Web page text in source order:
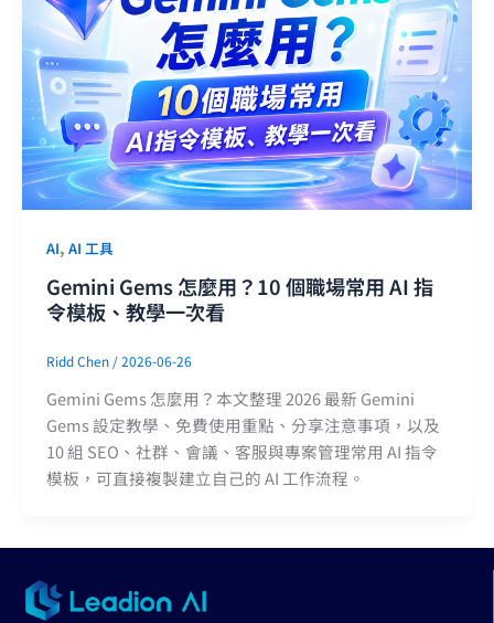
AI, AI 工具
Gemini Gems 怎麼用？10 個職場常用 AI 指
令模板、教學一次看
Ridd Chen /2026-06-26
Gemini Gems 怎麼用？本文整理 2026 最新 Gemini
Gems 設定教學、免費使用重點、分享注意事項，以及
10 組 SEO、社群、會議、客服與專案管理常用 AI 指令
模板，可直接複製建立自己的 AI 工作流程。